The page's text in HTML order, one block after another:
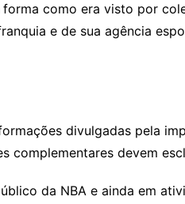
como era visto por
e de sua agência
divulgadas pela
complementares devem
da NBA e ainda em